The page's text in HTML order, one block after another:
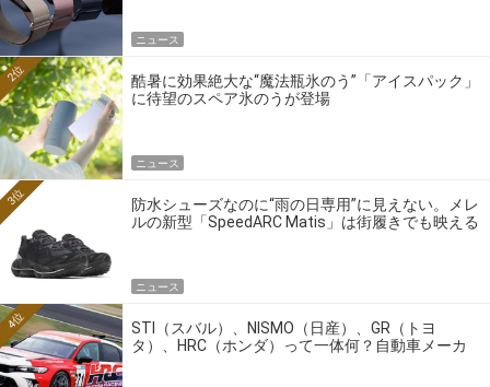
ニュース
酷暑に効果絶大な“魔法瓶氷のう”「アイスパック」
に待望のスペア氷のうが登場
2位
ニュース
防水シューズなのに“雨の日専用”に見えない。メレ
ルの新型「SpeedARC Matis」は街履きでも映える
3位
ニュース
STI（スバル）、NISMO（日産）、GR（トヨ
タ）、HRC（ホンダ）って一体何？自動車メーカ
4位